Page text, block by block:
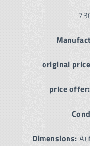
original
price offer:
Dimensions: